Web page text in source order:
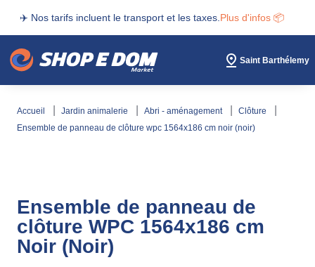
✈️ Nos tarifs incluent le transport et les taxes. Plus d'infos 📦
Saint Barthélemy
accueil jardin animalerie abri - aménagement
clôture
ensemble de panneau de clôture wpc 1564x186 cm noir (noir)
Ensemble de panneau de
clôture WPC 1564x186 cm
Noir (Noir)